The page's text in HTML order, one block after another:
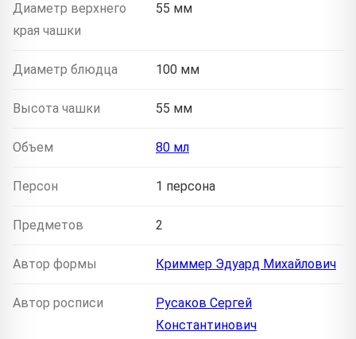
Диаметр верхнего
края чашки
55 мм
Диаметр блюдца 100 мм
Высота чашки 55 мм
Объем 80 мл
Персон 1 персона
Предметов 2
Автор формы Криммер Эдуард Михайлович
Автор росписи
Русаков Сергей
Константинович